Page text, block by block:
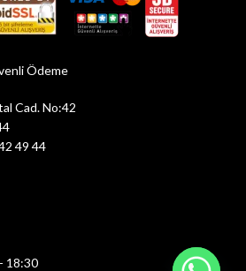
Ödeme
Cad. No:42
49 44
18:30